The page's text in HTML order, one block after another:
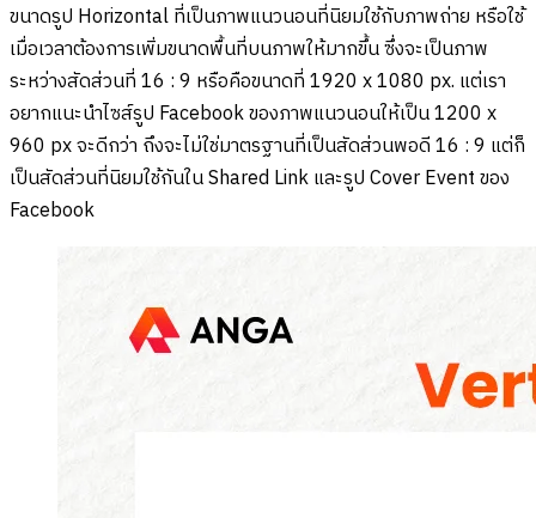
ขนาดรูป Horizontal ที่เป็นภาพแนวนอนที่นิยมใช้กับภาพถ่าย หรือใช้
เมื่อเวลาต้องการเพิ่มขนาดพื้นที่บนภาพให้มากขึ้น ซึ่งจะเป็นภาพ
ระหว่างสัดส่วนที่ 16 : 9 หรือคือขนาดที่ 1920 x 1080 px. แต่เรา
อยากแนะนำไซส์รูป Facebook ของภาพแนวนอนให้เป็น 1200 x
960 px จะดีกว่า ถึงจะไม่ใช่มาตรฐานที่เป็นสัดส่วนพอดี 16 : 9 แต่ก็
เป็นสัดส่วนที่นิยมใช้กันใน Shared Link และรูป Cover Event ของ
Facebook